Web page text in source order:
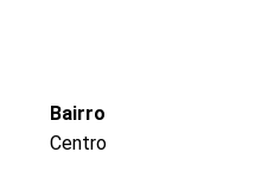
Bairro
Centro